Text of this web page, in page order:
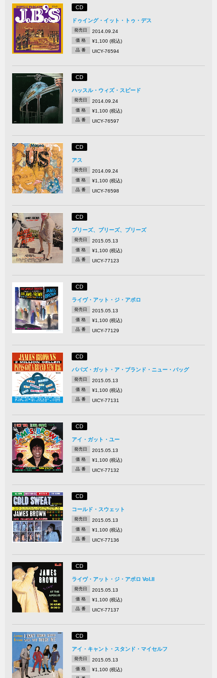
CD
ドゥイング・イット・トゥ・デス
発売日 2014.09.24
価 格 ¥1,100 (税込)
品 番 UICY-76594
CD
ハッスル・ウィズ・スピード
発売日 2014.09.24
価 格 ¥1,100 (税込)
品 番 UICY-76597
CD
アス
発売日 2014.09.24
価 格 ¥1,100 (税込)
品 番 UICY-76598
CD
プリーズ、プリーズ、プリーズ
発売日 2015.05.13
価 格 ¥1,100 (税込)
品 番 UICY-77123
CD
ライヴ・アット・ジ・アポロ
発売日 2015.05.13
価 格 ¥1,100 (税込)
品 番 UICY-77129
CD
パパズ・ガット・ア・ブランド・ニュー・バッグ
発売日 2015.05.13
価 格 ¥1,100 (税込)
品 番 UICY-77131
CD
アイ・ガット・ユー
発売日 2015.05.13
価 格 ¥1,100 (税込)
品 番 UICY-77132
CD
コールド・スウェット
発売日 2015.05.13
価 格 ¥1,100 (税込)
品 番 UICY-77136
CD
ライヴ・アット・ジ・アポロ Vol.II
発売日 2015.05.13
価 格 ¥1,100 (税込)
品 番 UICY-77137
CD
アイ・キャント・スタンド・マイセルフ
発売日 2015.05.13
価 格 ¥1,100 (税込)